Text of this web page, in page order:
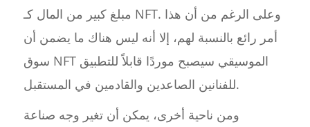
مبلغ كبير من المال كـ NFT. وعلى الرغم من أن هذا
أمر رائع بالنسبة لهم، إلا أنه ليس هناك ما يضمن أن
سوق NFT الموسيقي سيصبح موردًا قابلاً للتطبيق
للفنانين الصاعدين والقادمين في المستقبل.
ومن ناحية أخرى، يمكن أن تغير وجه صناعة